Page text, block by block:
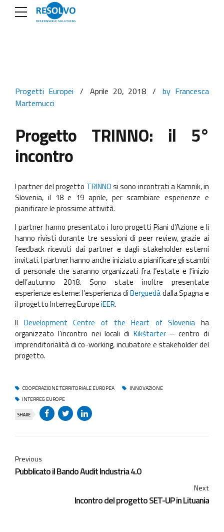
Progetti Europei Aprile 20, 2018
by Francesca
Martemucci
Progetto TRINNO: il 5°
incontro
I partner del progetto TRINNOsi sono incontrati a Kamnik, in
Slovenia, il 18 e 19 aprile, per scambiare esperienze e
pianificare le prossime attività.
I partner hanno presentato i loro progetti Piani d’Azione e li
hanno rivisti durante tre sessioni di peer review, grazie ai
feedback ricevuti dai partner e dagli stakeholder esterni
invitati. I partner hanno anche iniziato a pianificare gli scambi
di personale che saranno organizzati fra l’estate e l’inizio
dell’autunno 2018. Sono state inoltre presentate
esperienze esterne: l’esperienza diBerguedàdalla Spagna e
il progetto Interreg EuropeiEER.
Il Development Centre of the Heart of Slovenia ha
organizzato l’incontro nei locali di Kikštarter– centro di
imprenditorialità di co-working, incubatore e stakeholder del
progetto.
COOPERAZIONE TERRITORIALE EUROPEA
INNOVAZIONE
INTERREG EUROPE
SHARE
Previous
Pubblicato il Bando Audit Industria 4.0
Next
Incontro del progetto SET-UP in Lituania